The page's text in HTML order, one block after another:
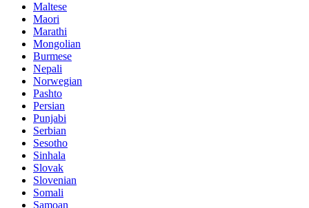
Maltese
Maori
Marathi
Mongolian
Burmese
Nepali
Norwegian
Pashto
Persian
Punjabi
Serbian
Sesotho
Sinhala
Slovak
Slovenian
Somali
Samoan